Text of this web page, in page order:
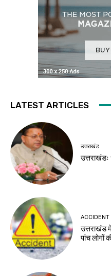
LATEST ARTICLES
उत्तराखंड
ACCIDENT
उत्तराखंड
पांच लोगों